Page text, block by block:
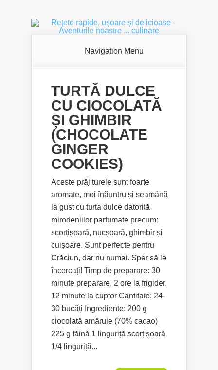
Navigation Menu
TURTĂ DULCE
CU CIOCOLATĂ
ȘI GHIMBIR
(CHOCOLATE
GINGER
COOKIES)
Aceste prăjiturele sunt foarte
aromate, moi înăuntru și seamănă
la gust cu turta dulce datorită
mirodeniilor parfumate precum:
scorțișoară, nucșoară, ghimbir și
cuișoare. Sunt perfecte pentru
Crăciun, dar nu numai. Sper să le
încercați! Timp de preparare: 30
minute preparare, 2 ore la frigider,
12 minute la cuptor Cantitate: 24-
30 bucăți Ingrediente: 200 g
ciocolată amăruie (70% cacao)
225 g făină 1 linguriță scorțișoară
1/4 linguriță...